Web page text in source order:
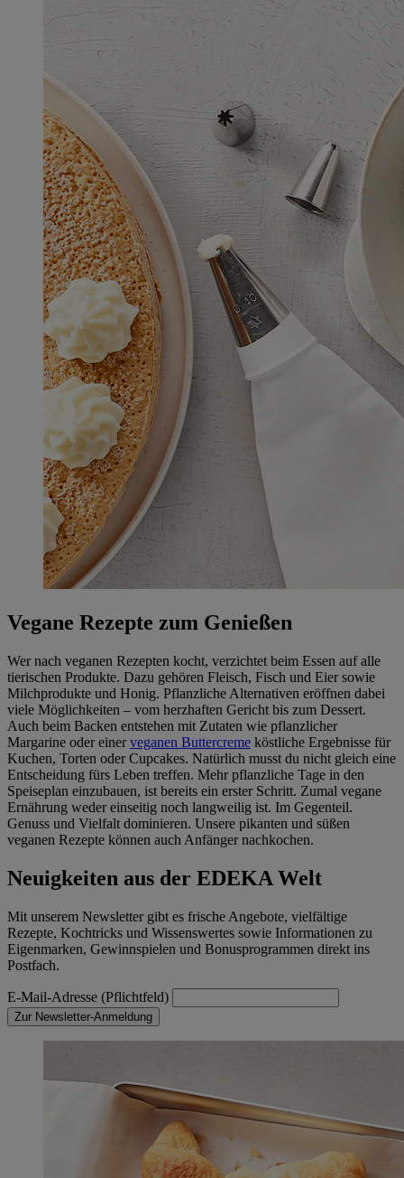
Vegane Rezepte zum Genießen
Wer nach veganen Rezepten kocht, verzichtet beim Essen auf alle
tierischen Produkte. Dazu gehören Fleisch, Fisch und Eier sowie
Milchprodukte und Honig. Pflanzliche Alternativen eröffnen dabei
viele Möglichkeiten – vom herzhaften Gericht bis zum Dessert.
Auch beim Backen entstehen mit Zutaten wie pflanzlicher
Margarine oder einerveganen Buttercreme köstliche Ergebnisse für
Kuchen, Torten oder Cupcakes. Natürlich musst du nicht gleich eine
Entscheidung fürs Leben treffen. Mehr pflanzliche Tage in den
Speiseplan einzubauen, ist bereits ein erster Schritt. Zumal vegane
Ernährung weder einseitig noch langweilig ist. Im Gegenteil.
Genuss und Vielfalt dominieren. Unsere pikanten und süßen
veganen Rezepte können auch Anfänger nachkochen.
Neuigkeiten aus der EDEKA Welt
Mit unserem Newsletter gibt es frische Angebote, vielfältige
Rezepte, Kochtricks und Wissenswertes sowie Informationen zu
Eigenmarken, Gewinnspielen und Bonusprogrammen direkt ins
Postfach.
E-Mail-Adresse (Pflichtfeld)
Zur Newsletter-Anmeldung